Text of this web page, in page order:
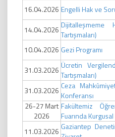
16.04.2026 Engelli Hak ve
14.04.2026 Dijitalleşmeme
Tartışmaları)
10.04.2026 Gezi Programı
31.03.2026 Ücretin
Tartışmaları)
31.03.2026 Ceza
Konferansı
26-27 Mart
2026
Fakültemiz
Fuarında
11.03.2026 Gaziantep